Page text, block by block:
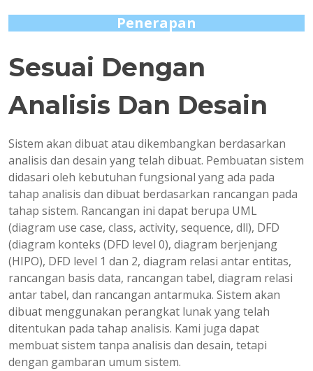
Penerapan
Sesuai Dengan
Analisis Dan Desain
Sistem akan dibuat atau dikembangkan berdasarkan
analisis dan desain yang telah dibuat. Pembuatan sistem
didasari oleh kebutuhan fungsional yang ada pada
tahap analisis dan dibuat berdasarkan rancangan pada
tahap sistem. Rancangan ini dapat berupa UML
(diagram use case, class, activity, sequence, dll), DFD
(diagram konteks (DFD level 0), diagram berjenjang
(HIPO), DFD level 1 dan 2, diagram relasi antar entitas,
rancangan basis data, rancangan tabel, diagram relasi
antar tabel, dan rancangan antarmuka. Sistem akan
dibuat menggunakan perangkat lunak yang telah
ditentukan pada tahap analisis. Kami juga dapat
membuat sistem tanpa analisis dan desain, tetapi
dengan gambaran umum sistem.